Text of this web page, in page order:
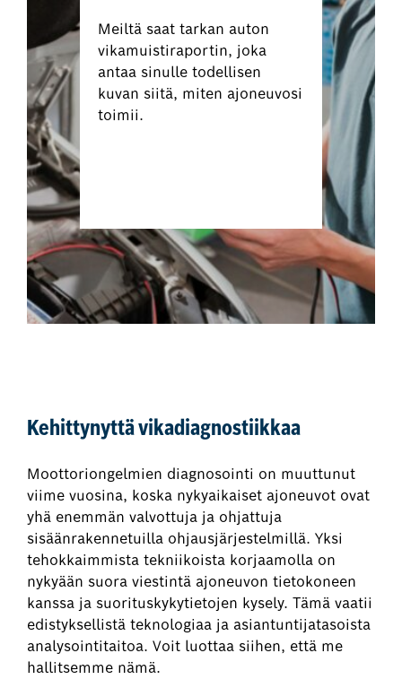
Meiltä saat tarkan auton
vikamuistiraportin, joka
antaa sinulle todellisen
kuvan siitä, miten ajoneuvosi
toimii.
Kehittynyttä vikadiagnostiikkaa
Moottoriongelmien diagnosointi on muuttunut
viime vuosina, koska nykyaikaiset ajoneuvot ovat
yhä enemmän valvottuja ja ohjattuja
sisäänrakennetuilla ohjausjärjestelmillä. Yksi
tehokkaimmista tekniikoista korjaamolla on
nykyään suora viestintä ajoneuvon tietokoneen
kanssa ja suorituskykytietojen kysely. Tämä vaatii
edistyksellistä teknologiaa ja asiantuntijatasoista
analysointitaitoa. Voit luottaa siihen, että me
hallitsemme nämä.